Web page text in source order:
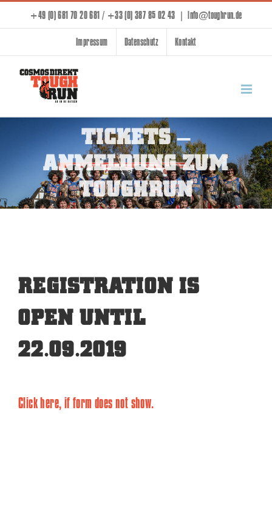
content
+49 (0) 681 70 20 681 / +33 (0) 387 85 02 43 | info@toughrun.de
Impressum Datenschutz Kontakt
TICKETS –
ANMELDUNG ZUM
TOUGHRUN
REGISTRATION IS
OPEN UNTIL
22.09.2019
Click here, if form does not show.